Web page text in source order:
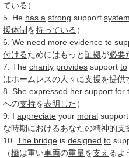
ている）
5. He has a strong support system
援体制 を持っている ）
6. We need more evidence to
付けるためにはもっと証拠が必要
7. The charity provides support to
はホームレスの人々 に支援を提供
8. She expressed her support for
への支持を表明した ）
9. I appreciate your moral support
な時期におけるあなたの精神的支
10. The bridge is designed to
（橋は重い車両の重量を支え るよ